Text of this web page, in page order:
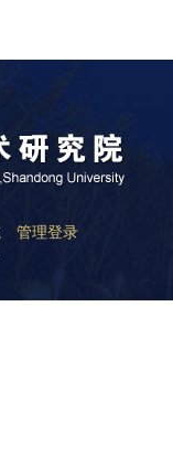
管理登录